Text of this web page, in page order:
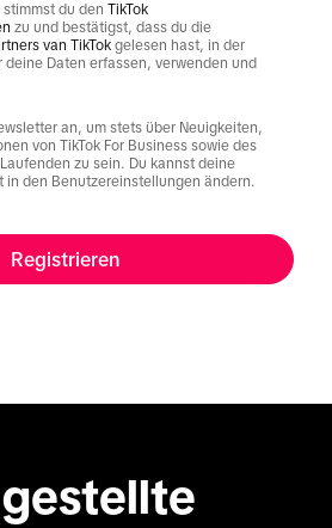
stimmst du den TikTok
zu und bestätigst, dass du die
van TikTok gelesen hast, in der
Daten erfassen, verwenden und
an, um stets über Neuigkeiten,
von TikTok For Business sowie des
zu sein. Du kannst deine
in den Benutzereinstellungen ändern.
Registrieren